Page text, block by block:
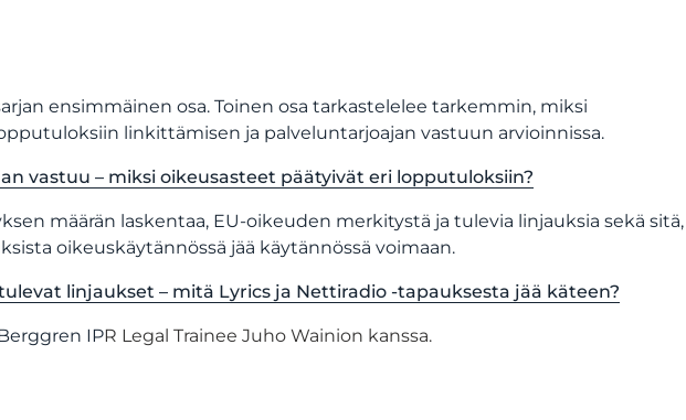
ensimmäinen osa. Toinen osa tarkastelelee tarkemmin, miksi
linkittämisen ja palveluntarjoajan vastuun arvioinnissa.
vastuu – miksi oikeusasteet päätyivät eri lopputuloksiin?
määrän laskentaa, EU-oikeuden merkitystä ja tulevia linjauksia sekä sitä,
oikeuskäytännössä jää käytännössä voimaan.
linjaukset – mitä Lyrics ja Nettiradio -tapauksesta jää käteen?
IPR Legal Trainee Juho Wainion kanssa.